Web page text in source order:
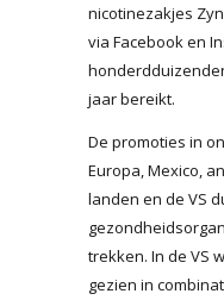
nicotinezakjes
via Facebook en
jaar bereikt.
De promoties in
Europa, Mexico,
landen en de VS
trekken. In de VS
gezien in